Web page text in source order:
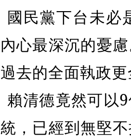
國民黨下台未必
內心最深沉的憂
過去的全面執政
賴清德竟然可以
統，已經到無堅